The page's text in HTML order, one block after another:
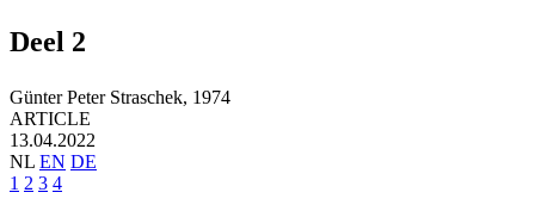
Deel 2
Günter Peter Straschek, 1974
ARTICLE
13.04.2022
NL EN DE
1 2 3 4